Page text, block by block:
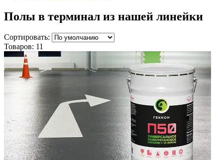
Полы в терминал из нашей линейки
Сортировать:
Товаров: 11